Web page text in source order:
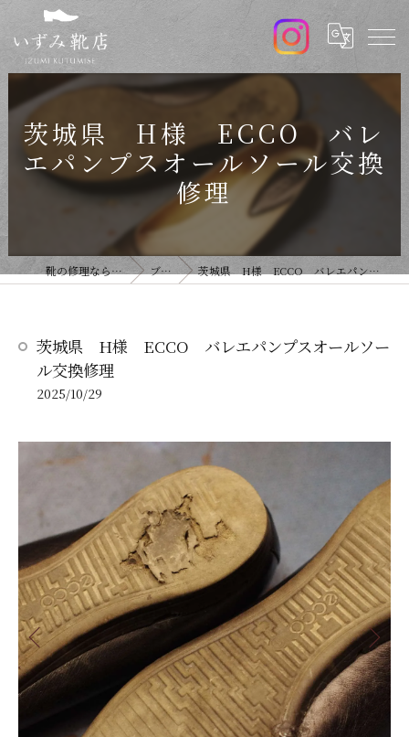
茨城県 H様 ECCO バレ
エパンプスオールソール交換
修理
靴の修理ならいずみ靴店 ブログ 茨城県 H様 ECCO バレエパンプスオールソール交換修理
茨城県 H様 ECCO バレエパンプスオールソー
ル交換修理
2025/10/29